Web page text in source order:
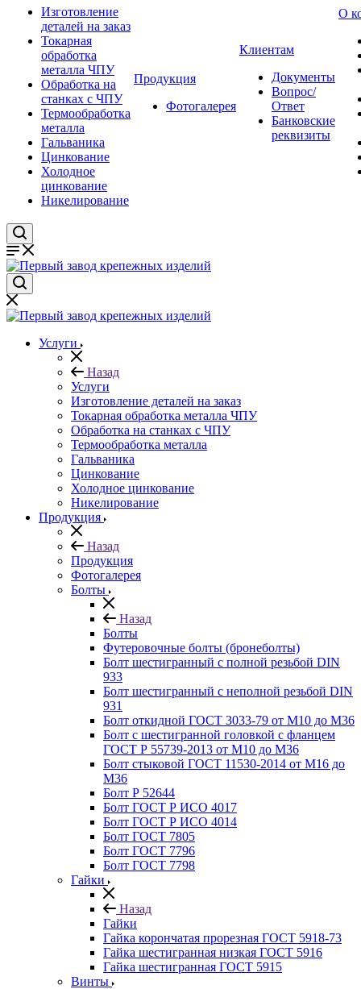
Изготовление
деталей на заказ
Токарная
обработка
металла ЧПУ
Обработка на
станках с ЧПУ
Термообработка
металла
Гальваника
Цинкование
Холодное
цинкование
Никелирование
Продукция
Фотогалерея
Клиентам
Документы
Вопрос/
Ответ
Банковские
реквизиты
О
Услуги
Назад
Услуги
Изготовление деталей на заказ
Токарная обработка металла ЧПУ
Обработка на станках с ЧПУ
Термообработка металла
Гальваника
Цинкование
Холодное цинкование
Никелирование
Продукция
Назад
Продукция
Фотогалерея
Болты
Назад
Болты
Футеровочные болты (бронеболты)
Болт шестигранный с полной резьбой DIN
933
Болт шестигранный с неполной резьбой DIN
931
Болт откидной ГОСТ 3033-79 от М10 до М36
Болт с шестигранной головкой с фланцем
ГОСТ Р 55739-2013 от М10 до М36
Болт стыковой ГОСТ 11530-2014 от М16 до
М36
Болт Р 52644
Болт ГОСТ Р ИСО 4017
Болт ГОСТ Р ИСО 4014
Болт ГОСТ 7805
Болт ГОСТ 7796
Болт ГОСТ 7798
Гайки
Назад
Гайки
Гайка корончатая прорезная ГОСТ 5918-73
Гайка шестигранная низкая ГОСТ 5916
Гайка шестигранная ГОСТ 5915
Винты